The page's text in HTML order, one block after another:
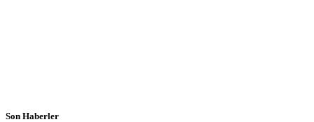
Son Haberler